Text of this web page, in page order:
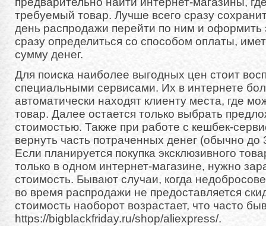
требуемый товар. Лучше всего сразу
день распродажи перейти по ним и оформить
сразу определиться со способом оплаты,
сумму денег.
Для поиска наиболее выгодных цен стоит
специальными сервисами. Их в интернете
автоматически находят клиенту места, где
товар. Далее остается только выбрать
стоимостью. Также при работе с кешбек-
вернуть часть потраченных денег (обычно до
Если планируется покупка эксклюзивного
только в одном интернет-магазине, нужно
стоимость. Бывают случаи, когда
во время распродажи не предоставляется
стоимость наоборот возрастает, что часто
https://bigblackfriday.ru/shop/aliexpress/.